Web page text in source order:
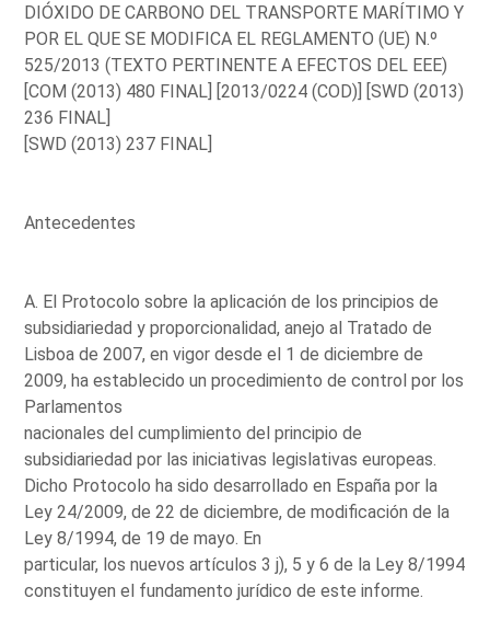
DIÓXIDO DE CARBONO DEL TRANSPORTE MARÍTIMO Y
POR EL QUE SE MODIFICA EL REGLAMENTO (UE) N.º
525/2013 (TEXTO PERTINENTE A EFECTOS DEL EEE)
[COM (2013) 480 FINAL] [2013/0224 (COD)] [SWD (2013)
236 FINAL]
[SWD (2013) 237 FINAL]
Antecedentes
A. El Protocolo sobre la aplicación de los principios de
subsidiariedad y proporcionalidad, anejo al Tratado de
Lisboa de 2007, en vigor desde el 1 de diciembre de
2009, ha establecido un procedimiento de control por los
Parlamentos
nacionales del cumplimiento del principio de
subsidiariedad por las iniciativas legislativas europeas.
Dicho Protocolo ha sido desarrollado en España por la
Ley 24/2009, de 22 de diciembre, de modificación de la
Ley 8/1994, de 19 de mayo. En
particular, los nuevos artículos 3 j), 5 y 6 de la Ley 8/1994
constituyen el fundamento jurídico de este informe.